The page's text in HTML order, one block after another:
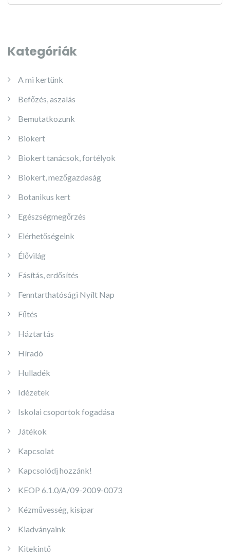
Kategóriák
A mi kertünk
Befőzés, aszalás
Bemutatkozunk
Biokert
Biokert tanácsok, fortélyok
Biokert, mezőgazdaság
Botanikus kert
Egészségmegőrzés
Elérhetőségeink
Élővilág
Fásítás, erdősítés
Fenntarthatósági Nyílt Nap
Fűtés
Háztartás
Híradó
Hulladék
Idézetek
Iskolai csoportok fogadása
Játékok
Kapcsolat
Kapcsolódj hozzánk!
KEOP 6.1.0/A/09-2009-0073
Kézművesség, kisipar
Kiadványaink
Kitekintő